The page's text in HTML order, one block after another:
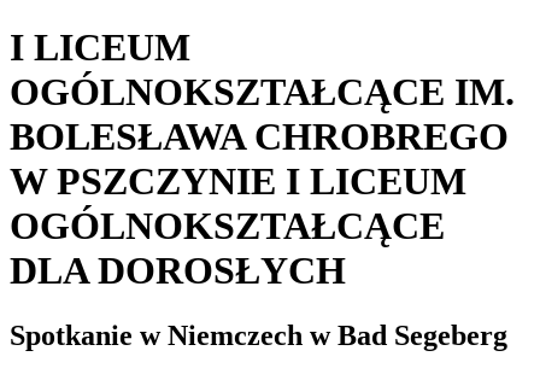
I LICEUM
OGÓLNOKSZTAŁCĄCE IM.
BOLESŁAWA CHROBREGO
W PSZCZYNIE I LICEUM
OGÓLNOKSZTAŁCĄCE
DLA DOROSŁYCH
Spotkanie w Niemczech w Bad Segeberg